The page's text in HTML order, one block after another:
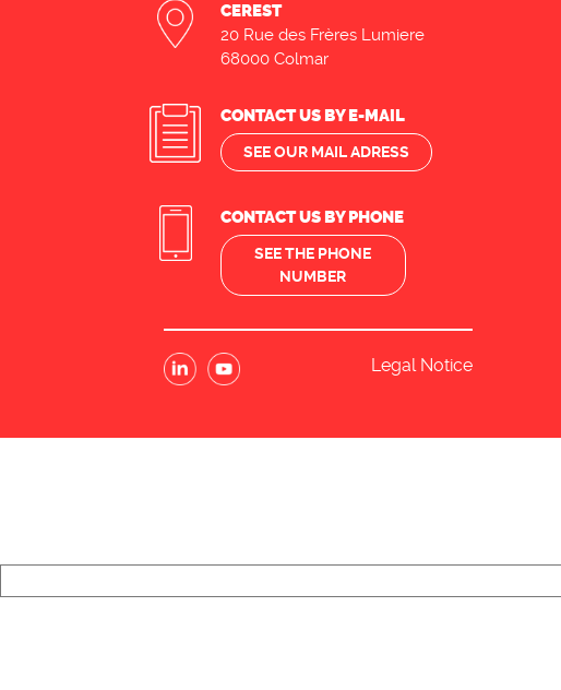
CEREST
20 Rue des Frères Lumiere
68000 Colmar
CONTACT US BY E-MAIL
SEE OUR MAIL ADRESS
CONTACT US BY PHONE
SEE THE PHONE
NUMBER
Legal Notice